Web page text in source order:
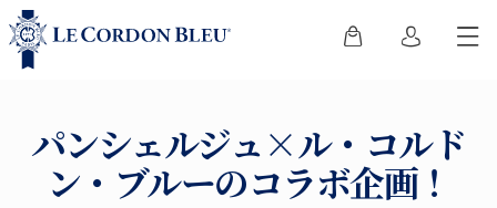
パンシェルジュ×ル・コルド
ン・ブルーのコラボ企画！